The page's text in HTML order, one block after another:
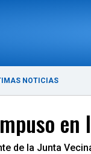
NOTICIAS
de la Junta